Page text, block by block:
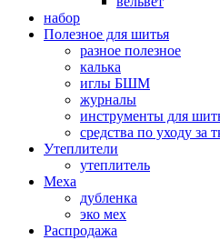
набор
Полезное для шитья
разное полезное
калька
иглы БШМ
журналы
инструменты для
средства по уходу за
Утеплители
утеплитель
Меха
дубленка
эко мех
Распродажа